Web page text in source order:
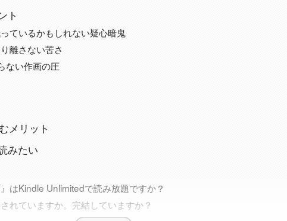
ト
ているかもしれない疑心暗鬼
離さない苦さ
ない作画の圧
メリット
みたい
』はKindle Unlimitedで読み放題ですか？
れていますか。完結していますか？